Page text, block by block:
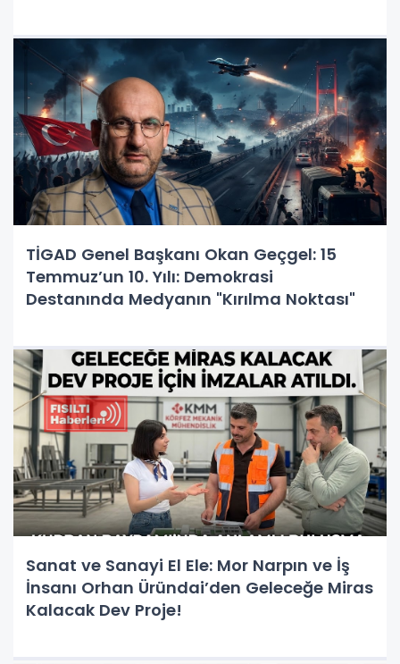
TİGAD Genel Başkanı Okan Geçgel: 15
Temmuz’un 10. Yılı: Demokrasi
Destanında Medyanın "Kırılma Noktası"
Sanat ve Sanayi El Ele: Mor Narpın ve İş
İnsanı Orhan Üründai’den Geleceğe Miras
Kalacak Dev Proje!